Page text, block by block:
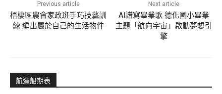
Previous article
梧棲區農會家政班手巧技藝訓
練 編出屬於自己的生活物件
Next article
AI譜寫畢業歌 德化國小畢業
主題「航向宇宙」啟動夢想引
擎
航運船期表